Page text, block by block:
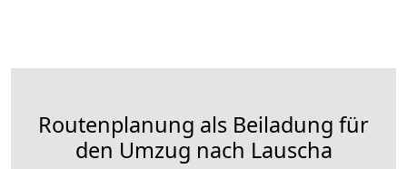
Routenplanung als Beiladung für
den Umzug nach Lauscha